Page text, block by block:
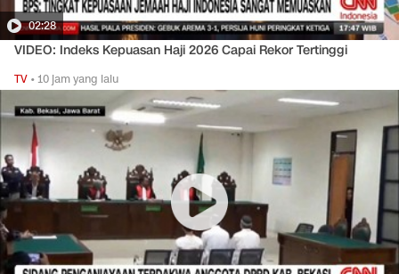
02:28
VIDEO: Indeks Kepuasan Haji 2026 Capai Rekor Tertinggi
TV •10 jam yang lalu